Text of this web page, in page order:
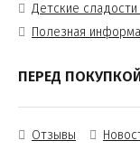
Детские
Полезная
ПЕРЕД
Отзывы